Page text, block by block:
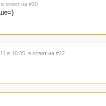
в ответ на #20
в 16:35 в ответ на #22